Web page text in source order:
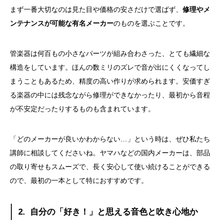
まず一番大切なのは見た目や価格の安さだけで選ばず、 修理やメ
ンテナンスが可能な有名メーカーのものを選ぶことです。
管楽器は何百もの小さなパーツが組み合わさった、とても繊細な
構造をしています。ほんの数ミリのズレで音が出にくくなってし
まうこともあるため、精度の高い作りが求められます。安価すぎ
る楽器の中には残念ながら修理ができなかったり、最初から音程
が不安定だったりするものも含まれています。
「どのメーカーが良いかわからない… 」という時は、ぜひ私たち
講師に相談してくださいね。ヤマハなどの国内メーカーは、部品
の取り寄せもスムーズで、長く安心して使い続けることができる
ので、最初の一本として特におすすめです。
2. 自分の「好き！」と思える音色と吹き心地か